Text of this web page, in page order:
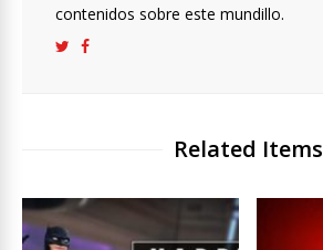
contenidos sobre este mundillo.
Related Items